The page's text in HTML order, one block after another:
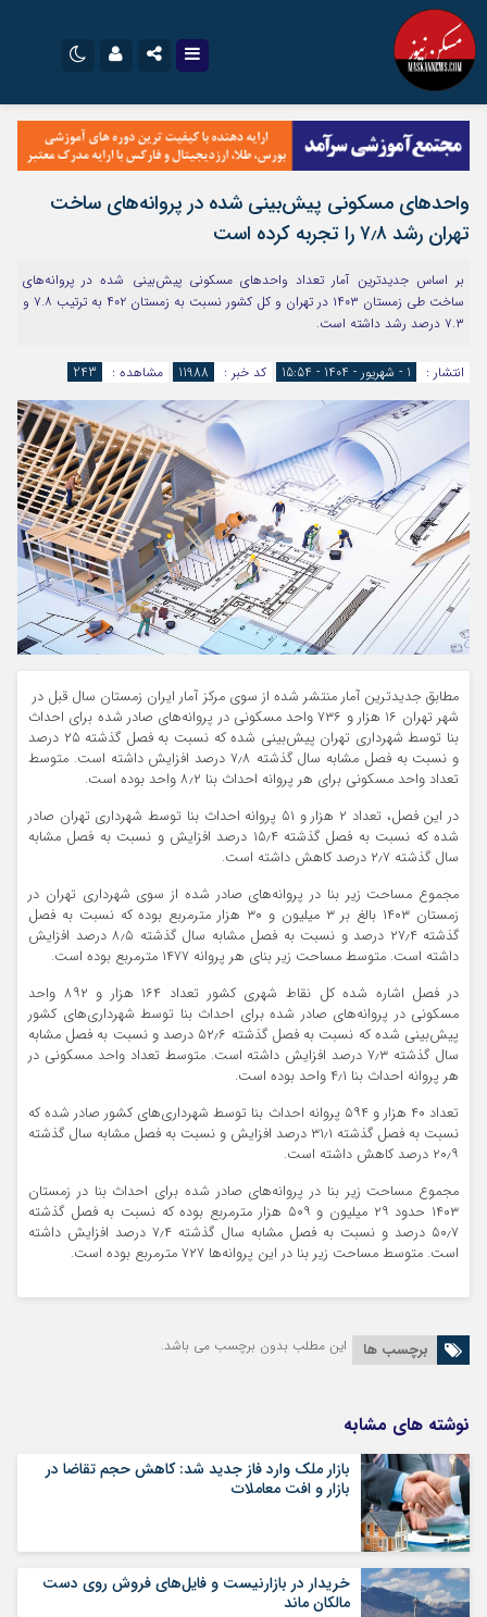
اینستاگرام
تلگرام
سروش
ایتا
آپارات
اپلیکیشن
نام کاربری یا نشانی ایمیل
رمز عبور
مرا به خاطر بسپار
واحدهای مسکونی پیش‌بینی شده در پروانه‌های ساخت
تهران رشد ۷٫۸ را تجربه کرده است
بر اساس جدیدترین آمار تعداد واحدهای مسکونی پیش‌بینی شده در پروانه‌های
ساخت طی زمستان ۱۴۰۳ در تهران و کل کشور نسبت به زمستان ۴۰۲ به ترتیب ۷.۸ و
۷.۳ درصد رشد داشته است.
انتشار : 1 - شهریور - 1404 - 15:54 کد خبر : 11988 مشاهده : 243
مطابق جدیدترین آمار منتشر شده از سوی مرکز آمار ایران زمستان سال قبل در
شهر تهران ۱۶ هزار و ۷۳۶ واحد مسکونی در پروانه‌های صادر شده برای احداث
بنا توسط شهرداری تهران پیش‌بینی شده که نسبت به فصل گذشته ۲۵ درصد
و نسبت به فصل مشابه سال گذشته ۷٫۸ درصد افزایش داشته است. متوسط
تعداد واحد مسکونی برای هر پروانه احداث بنا ۸٫۲ واحد بوده است.
در این فصل، تعداد ۲ هزار و ۵۱ پروانه احداث بنا توسط شهرداری تهران صادر
شده که نسبت به فصل گذشته ۱۵٫۴ درصد افزایش و نسبت به فصل مشابه
سال گذشته ۲٫۷ درصد کاهش داشته است.
مجموع مساحت زیر بنا در پروانه‌های صادر شده از سوی شهرداری تهران در
زمستان ۱۴۰۳ بالغ بر ۳ میلیون و ۳۰ هزار مترمربع بوده که نسبت به فصل
گذشته ۲۷٫۴ درصد و نسبت به فصل مشابه سال گذشته ۸٫۵ درصد افزایش
داشته است. متوسط مساحت زیر بنای هر پروانه ۱۴۷۷ مترمربع بوده است.
در فصل اشاره شده کل نقاط شهری کشور تعداد ۱۶۴ هزار و ۸۹۲ واحد
مسکونی در پروانه‌های صادر شده برای احداث بنا توسط شهرداری‌های کشور
پیش‌بینی شده که نسبت به فصل گذشته ۵۲٫۶ درصد و نسبت به فصل مشابه
سال گذشته ۷٫۳ درصد افزایش داشته است. متوسط تعداد واحد مسکونی در
هر پروانه احداث بنا ۴٫۱ واحد بوده است.
تعداد ۴۰ هزار و ۵۹۴ پروانه احداث بنا توسط شهرداری‌های کشور صادر شده که
نسبت به فصل گذشته ۳۱٫۱ درصد افزایش و نسبت به فصل مشابه سال گذشته
۲۰٫۹ درصد کاهش داشته است.
مجموع مساحت زیر بنا در پروانه‌های صادر شده برای احداث بنا در زمستان
۱۴۰۳ حدود ۲۹ میلیون و ۵۰۹ هزار مترمربع بوده که نسبت به فصل گذشته
۵۰٫۷ درصد و نسبت به فصل مشابه سال گذشته ۷٫۴ درصد افزایش داشته
است. متوسط مساحت زیر بنا در این پروانه‌ها ۷۲۷ مترمربع بوده است.
برچسب ها این مطلب بدون برچسب می باشد.
نوشته های مشابه
بازار ملک وارد فاز جدید شد: کاهش حجم تقاضا در
بازار و افت معاملات
خریدار در بازارنیست و فایل‌های فروش روی دست
مالکان ماند